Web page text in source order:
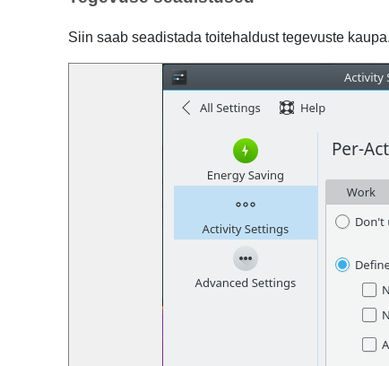
Siin saab seadistada toitehaldust tegevuste